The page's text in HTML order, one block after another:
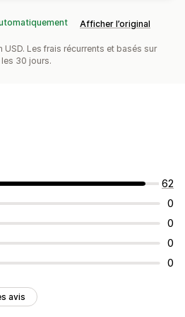
Afficher l’original
Les frais récurrents et basés sur
30 jours.
62
0
0
0
0
avis